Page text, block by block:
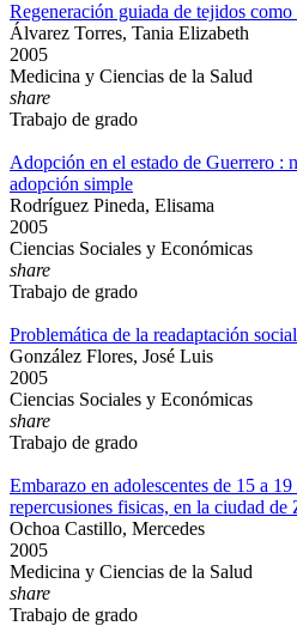
Regeneración guiada de tejidos
Álvarez Torres, Tania Elizabeth
2005
Medicina y Ciencias de la Salud
share
Trabajo de grado
Adopción en el estado de Guerrero :
adopción simple
Rodríguez Pineda, Elisama
2005
Ciencias Sociales y Económicas
share
Trabajo de grado
Problemática de la readaptación
González Flores, José Luis
2005
Ciencias Sociales y Económicas
share
Trabajo de grado
Embarazo en adolescentes de 15 a
repercusiones fisicas, en la ciudad de
Ochoa Castillo, Mercedes
2005
Medicina y Ciencias de la Salud
share
Trabajo de grado